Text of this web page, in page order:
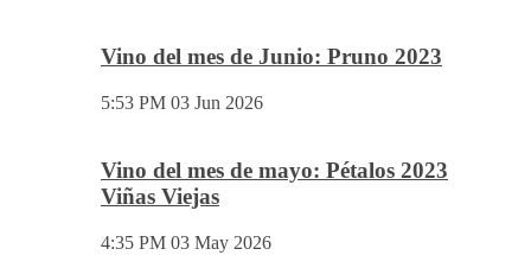
Vino del mes de Junio: Pruno 2023
5:53 PM 03 Jun 2026
Vino del mes de mayo: Pétalos 2023
Viñas Viejas
4:35 PM 03 May 2026